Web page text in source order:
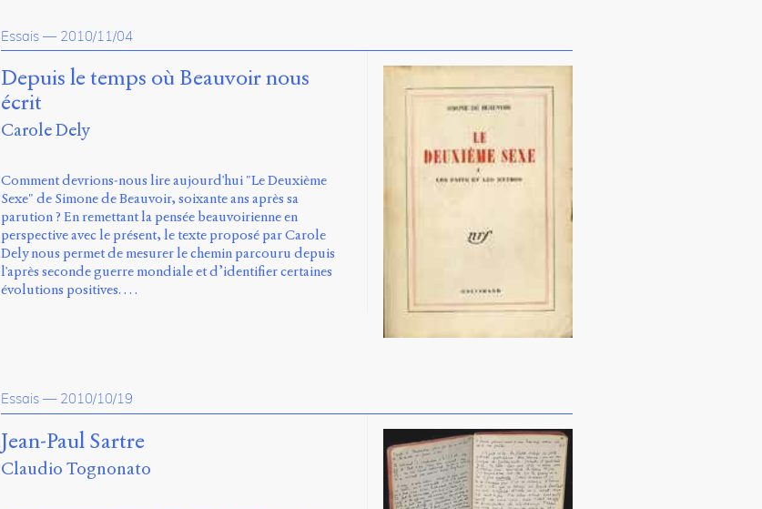
Essais — 2010/11/04
Depuis le temps où Beauvoir nous
écrit
Carole Dely
Comment devrions-nous lire aujourd'hui "Le Deuxième
Sexe" de Simone de Beauvoir, soixante ans après sa
parution ? En remettant la pensée beauvoirienne en
perspective avec le présent, le texte proposé par Carole
Dely nous permet de mesurer le chemin parcouru depuis
l'après seconde guerre mondiale et d’identifier certaines
évolutions positives. …
Essais — 2010/10/19
Jean-Paul Sartre
Claudio Tognonato